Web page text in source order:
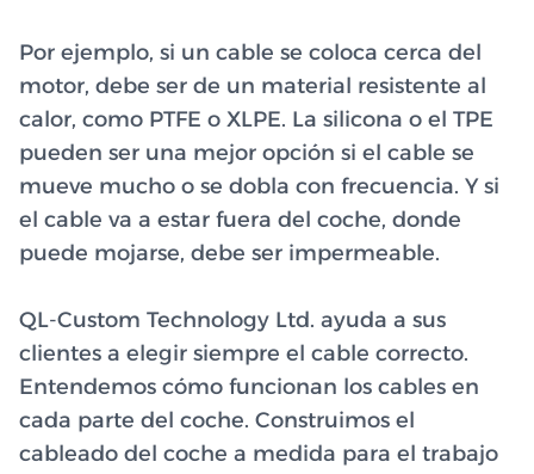
Por ejemplo, si un cable se coloca cerca del
motor, debe ser de un material resistente al
calor, como PTFE o XLPE. La silicona o el TPE
pueden ser una mejor opción si el cable se
mueve mucho o se dobla con frecuencia. Y si
el cable va a estar fuera del coche, donde
puede mojarse, debe ser impermeable.
QL-Custom Technology Ltd. ayuda a sus
clientes a elegir siempre el cable correcto.
Entendemos cómo funcionan los cables en
cada parte del coche. Construimos el
cableado del coche a medida para el trabajo